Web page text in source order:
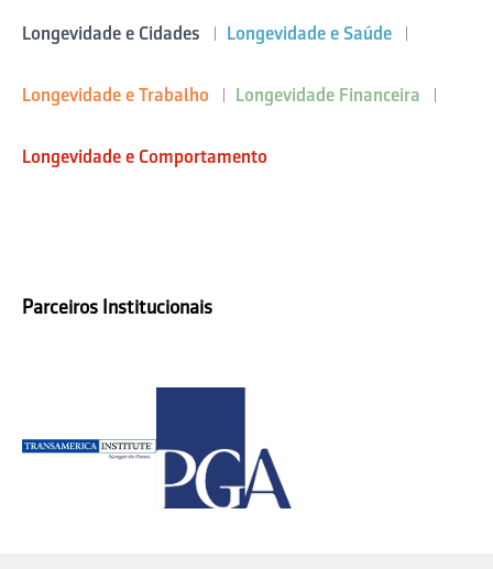
Longevidade e Cidades Longevidade e Saúde
Longevidade e Trabalho Longevidade Financeira
Longevidade e Comportamento
Parceiros Institucionais